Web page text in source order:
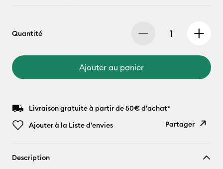
Quantité
Ajouter au panier
Livraison gratuite à partir de 50€ d'achat*
Ajouter à la Liste d'envies
Partager
Description